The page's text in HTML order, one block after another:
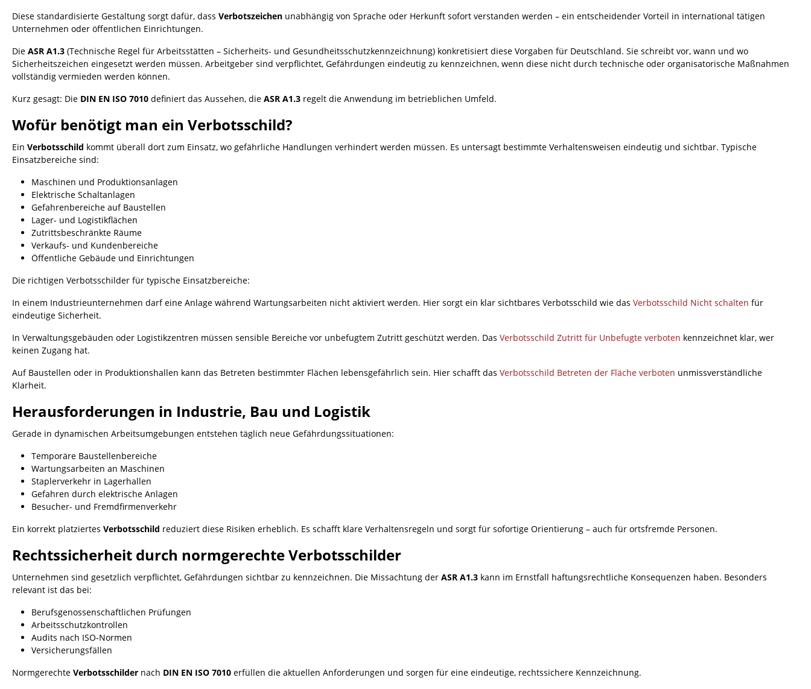
Diese standardisierte Gestaltung sorgt dafür, dass Verbotszeichen unabhängig von Sprache oder Herkunft sofort verstanden werden – ein entscheidender Vorteil in international tätigen
Unternehmen oder öffentlichen Einrichtungen.
Die ASR A1.3 (Technische Regel für Arbeitsstätten – Sicherheits- und Gesundheitsschutzkennzeichnung) konkretisiert diese Vorgaben für Deutschland. Sie schreibt vor, wann und wo
Sicherheitszeichen eingesetzt werden müssen. Arbeitgeber sind verpflichtet, Gefährdungen eindeutig zu kennzeichnen, wenn diese nicht durch technische oder organisatorische Maßnahmen
vollständig vermieden werden können.
Kurz gesagt: Die DIN EN ISO 7010 definiert das Aussehen, die ASR A1.3 regelt die Anwendung im betrieblichen Umfeld.
Wofür benötigt man ein Verbotsschild?
Ein Verbotsschild kommt überall dort zum Einsatz, wo gefährliche Handlungen verhindert werden müssen. Es untersagt bestimmte Verhaltensweisen eindeutig und sichtbar. Typische
Einsatzbereiche sind:
Maschinen und Produktionsanlagen
Elektrische Schaltanlagen
Gefahrenbereiche auf Baustellen
Lager- und Logistikflächen
Zutrittsbeschränkte Räume
Verkaufs- und Kundenbereiche
Öffentliche Gebäude und Einrichtungen
Die richtigen Verbotsschilder für typische Einsatzbereiche:
In einem Industrieunternehmen darf eine Anlage während Wartungsarbeiten nicht aktiviert werden. Hier sorgt ein klar sichtbares Verbotsschild wie das Verbotsschild Nicht schalten für
eindeutige Sicherheit.
In Verwaltungsgebäuden oder Logistikzentren müssen sensible Bereiche vor unbefugtem Zutritt geschützt werden. Das Verbotsschild Zutritt für Unbefugte verboten kennzeichnet klar, wer
keinen Zugang hat.
Auf Baustellen oder in Produktionshallen kann das Betreten bestimmter Flächen lebensgefährlich sein. Hier schafft das Verbotsschild Betreten der Fläche verboten unmissverständliche
Klarheit.
Herausforderungen in Industrie, Bau und Logistik
Gerade in dynamischen Arbeitsumgebungen entstehen täglich neue Gefährdungssituationen:
Temporäre Baustellenbereiche
Wartungsarbeiten an Maschinen
Staplerverkehr in Lagerhallen
Gefahren durch elektrische Anlagen
Besucher- und Fremdfirmenverkehr
Ein korrekt platziertes Verbotsschild reduziert diese Risiken erheblich. Es schafft klare Verhaltensregeln und sorgt für sofortige Orientierung – auch für ortsfremde Personen.
Rechtssicherheit durch normgerechte Verbotsschilder
Unternehmen sind gesetzlich verpflichtet, Gefährdungen sichtbar zu kennzeichnen. Die Missachtung der ASR A1.3 kann im Ernstfall haftungsrechtliche Konsequenzen haben. Besonders
relevant ist das bei:
Berufsgenossenschaftlichen Prüfungen
Arbeitsschutzkontrollen
Audits nach ISO-Normen
Versicherungsfällen
Normgerechte Verbotsschilder nach DIN EN ISO 7010 erfüllen die aktuellen Anforderungen und sorgen für eine eindeutige, rechtssichere Kennzeichnung.